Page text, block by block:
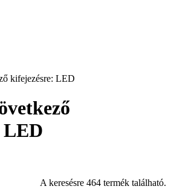
kifejezésre: LED
LED
A keresésre 464 termék található.